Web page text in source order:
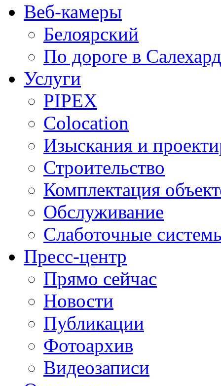
Веб-камеры
Белоярский
По дороге в Салехард
Услуги
PIPEX
Colocation
Изыскания и
Строительство
Комплектация
Обслуживание
Слаботочные
Пресс-центр
Прямо сейчас
Новости
Публикации
Фотоархив
Видеозаписи